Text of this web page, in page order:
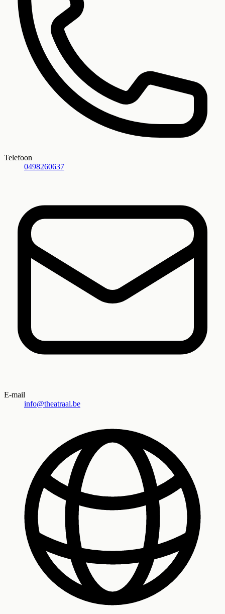
Telefoon
0498260637
E-mail
info@theatraal.be